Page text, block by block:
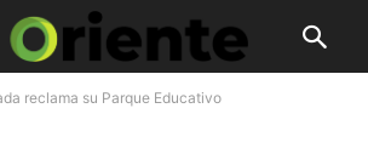
reclama su Parque Educativo